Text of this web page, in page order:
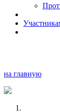
на главную